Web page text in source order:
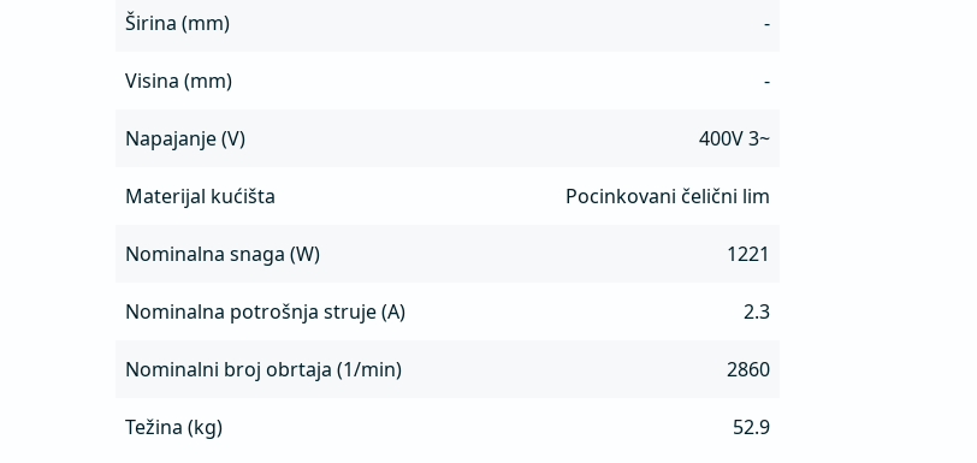
Širina (mm) -
Visina (mm) -
Napajanje (V) 400V 3~
Materijal kućišta Pocinkovani čelični lim
Nominalna snaga (W) 1221
Nominalna potrošnja struje (A) 2.3
Nominalni broj obrtaja (1/min) 2860
Težina (kg) 52.9